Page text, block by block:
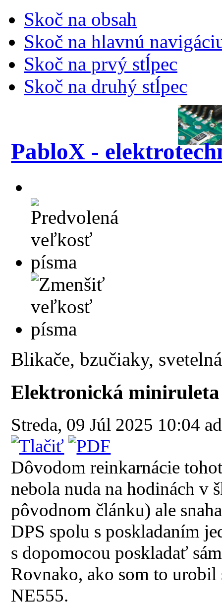
Skoč na obsah
Skoč na hlavnú
Skoč na prvý stĺpec
Skoč na druhý stĺpec
PabloX -
Blikače, bzučiaky,
Elektronická
Streda, 09 Júl 2025 10:04
Dôvodom reinkarnácie
nebola nuda na hodinách v
pôvodnom článku) ale
DPS spolu s poskladaním
s dopomocou poskladať
Rovnako, ako som to
NE555.